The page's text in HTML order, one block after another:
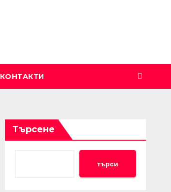
КОНТАКТИ
Търсене
търси